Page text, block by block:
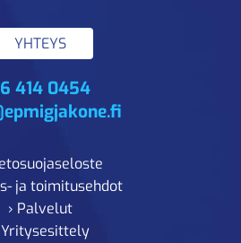
YHTEYS
414 0454
ja toimitusehdot
› Palvelut
Yritysesittely